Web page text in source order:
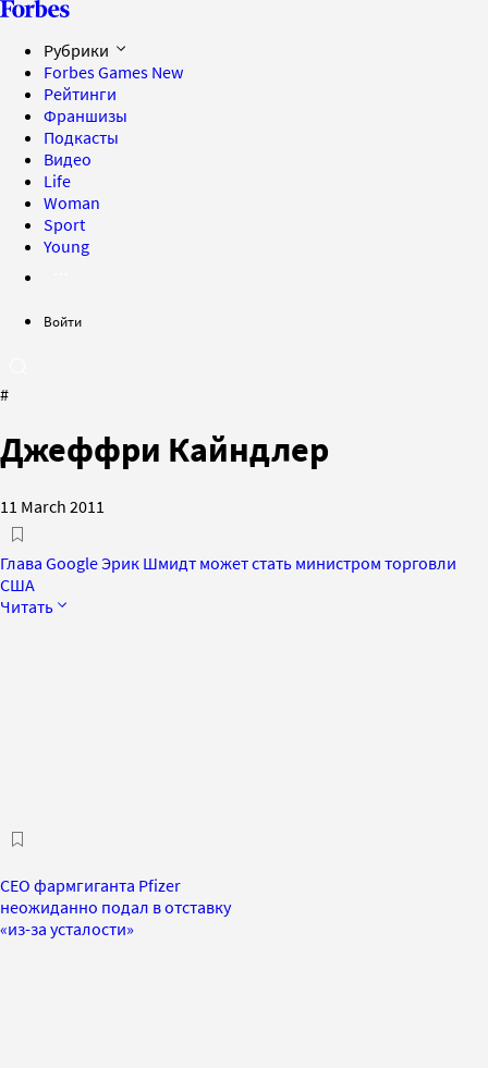
Рубрики
Forbes Games New
Рейтинги
Франшизы
Подкасты
Видео
Life
Woman
Sport
Young
Войти
#
Джеффри Кайндлер
11 March 2011
Глава Google Эрик Шмидт может стать министром торговли
США
Читать
CEO фармгиганта Pfizer
неожиданно подал в отставку
«из-за усталости»